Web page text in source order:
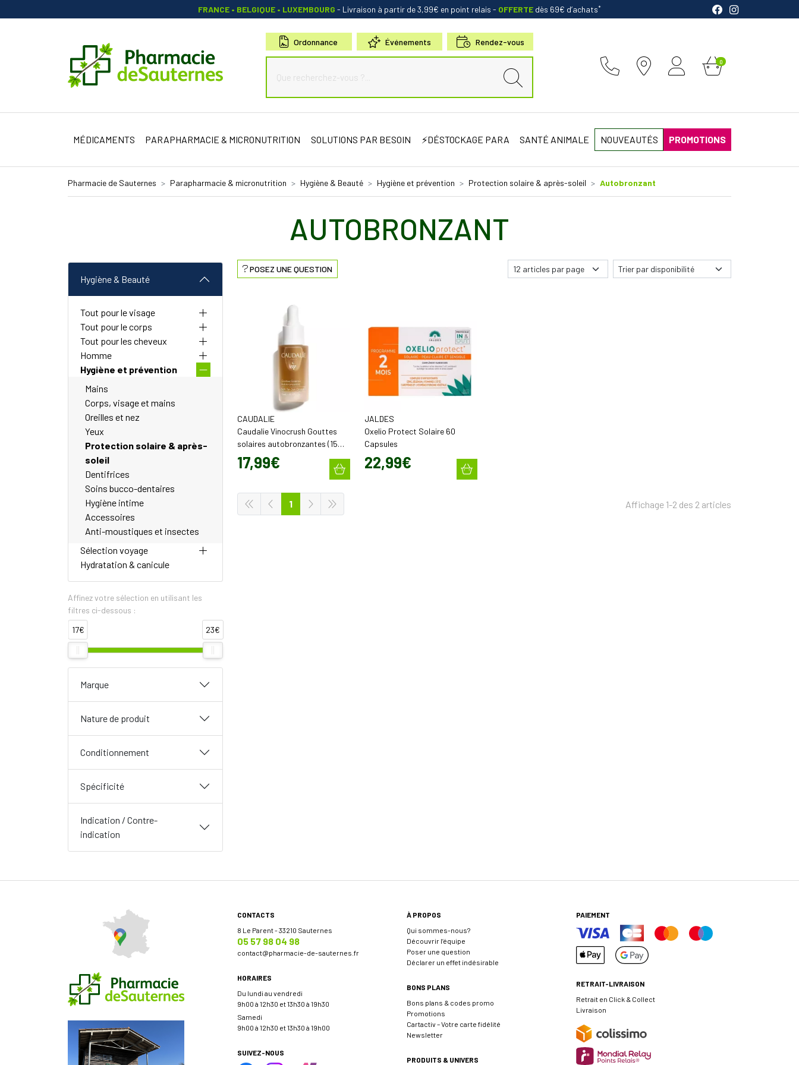
FRANCE • BELGIQUE • LUXEMBOURG - Livraison à partir de 3,99€ en point relais - OFFERTE dès 69€ d’achats*
Pharmacie de Sauternes Votre pharmacie en ligne à votre service
Ordonnance Événements Rendez-vous
0
MÉDICAMENTS PARAPHARMACIE & MICRONUTRITION SOLUTIONS PAR BESOIN ⚡DÉSTOCKAGE PARA SANTÉ ANIMALE NOUVEAUTÉS PROMOTIONS
Pharmacie de Sauternes Parapharmacie & micronutrition Hygiène & Beauté Hygiène et prévention Protection solaire & après-soleil Autobronzant
AUTOBRONZANT
POSEZ UNE QUESTION
CAUDALIE
Caudalie Vinocrush Gouttes
solaires autobronzantes (15
ml)
17,99€
JALDES
Oxelio Protect Solaire 60
Capsules
22,99€
Affichage 1-2 des 2 articles
1
Hygiène & Beauté
Tout pour le visage
Tout pour le corps
Tout pour les cheveux
Homme
Hygiène et prévention
Mains
Corps, visage et mains
Oreilles et nez
Yeux
Protection solaire & après-
soleil
Dentifrices
Soins bucco-dentaires
Hygiène intime
Accessoires
Anti-moustiques et insectes
Sélection voyage
Hydratation & canicule
Affinez votre sélection en utilisant les
filtres ci-dessous :
17€
23€
Marque
Nature de produit
Conditionnement
Spécificité
Indication / Contre-
indication
CONTACTS
8 Le Parent - 33210 Sauternes
05 57 98 04 98
contact@pharmacie-de-sauternes.fr
HORAIRES
Du lundi au vendredi
9h00 à 12h30 et 13h30 à 19h30
Samedi
9h00 à 12h30 et 13h30 à 19h00
SUIVEZ-NOUS
À PROPOS
Qui sommes-nous?
Découvrir l’équipe
Poser une question
Déclarer un effet indésirable
BONS PLANS
Bons plans & codes promo
Promotions
Cartactiv – Votre carte fidélité
Newsletter
PRODUITS & UNIVERS
PAIEMENT
RETRAIT-LIVRAISON
Retrait en Click & Collect
Livraison